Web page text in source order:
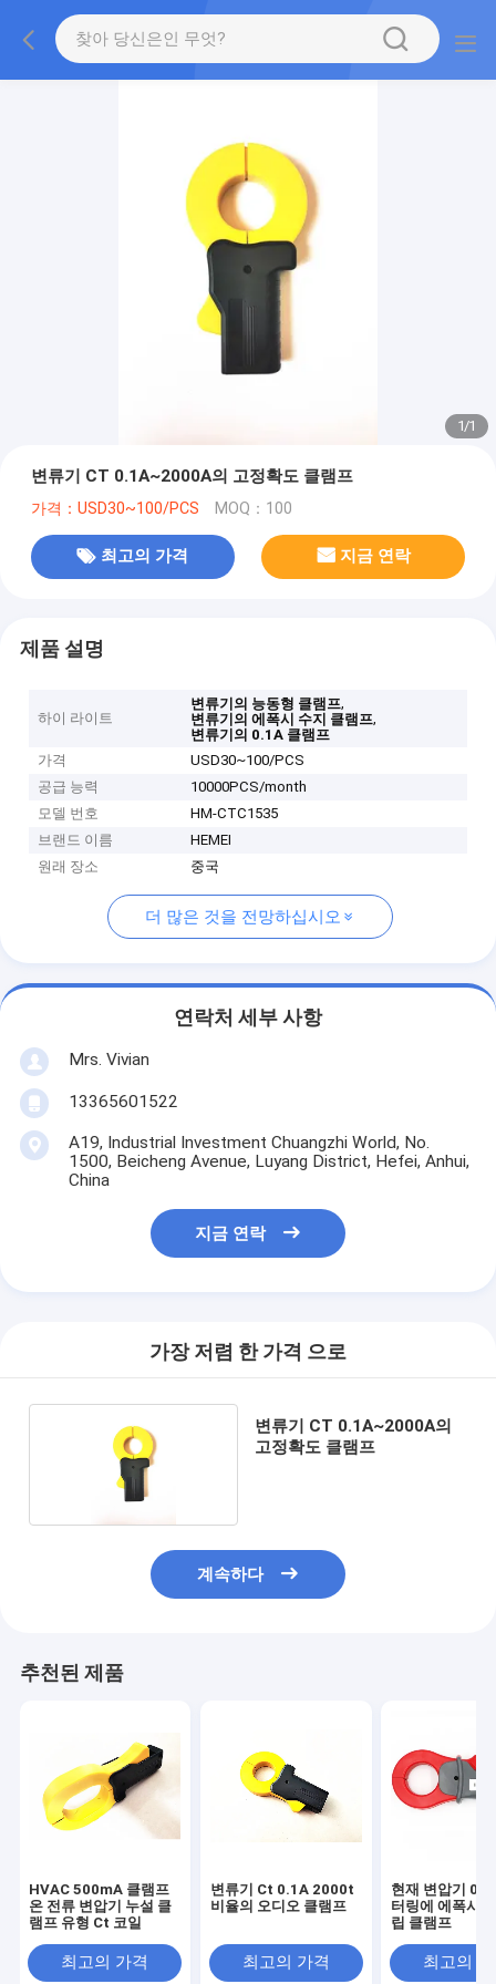
1/1
변류기 CT 0.1A~2000A의 고정확도 클램프
가격：USD30~100/PCS MOQ：100
최고의 가격 지금 연락
제품 설명
하이 라이트
변류기의 능동형 클램프,
변류기의 에폭시 수지 클램프,
변류기의 0.1A 클램프
가격
USD30~100/PCS
공급 능력
10000PCS/month
모델 번호
HM-CTC1535
브랜드 이름
HEMEI
원래 장소
중국
더 많은 것을 전망하십시오
연락처 세부 사항
Mrs. Vivian
13365601522
A19, Industrial Investment Chuangzhi World, No.
1500, Beicheng Avenue, Luyang District, Hefei, Anhui,
China
지금 연락
가장 저렴 한 가격 으로
변류기 CT 0.1A~2000A의
고정확도 클램프
계속하다
추천된 제품
HVAC 500mA 클램프
온 전류 변압기 누설 클
램프 유형 Ct 코일
최고의 가격
변류기 Ct 0.1A 2000t
비율의 오디오 클램프
최고의 가격
현재 변압기
터링에 에폭시
립 클램프
최고의